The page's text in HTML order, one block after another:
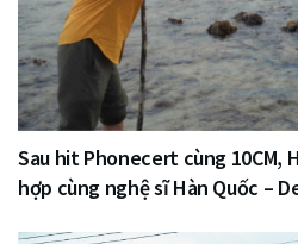
Sau hit Phonecert cùng 10CM,
hợp cùng nghệ sĩ Hàn Quốc –